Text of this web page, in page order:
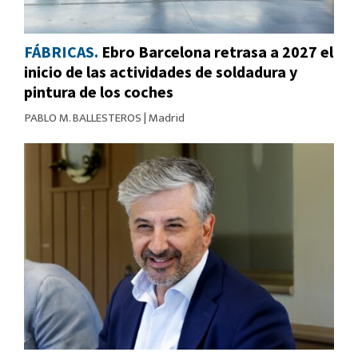
FÁBRICAS. Ebro Barcelona retrasa a 2027 el
inicio de las actividades de soldadura y
pintura de los coches
PABLO M. BALLESTEROS|Madrid